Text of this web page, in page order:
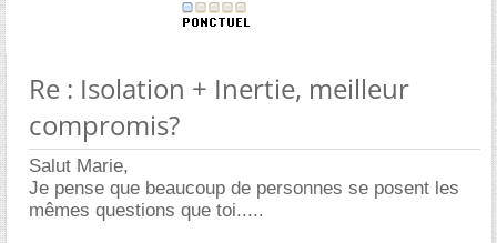
Re : Isolation + Inertie, meilleur
compromis?
Salut Marie,
Je pense que beaucoup de personnes se posent les
mêmes questions que toi.....